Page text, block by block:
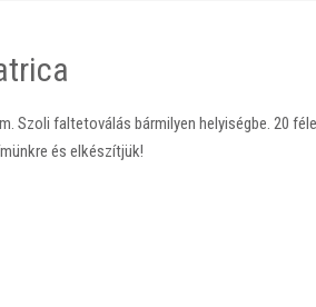
Szoli faltetoválás bármilyen helyiségbe. 20
és elkészítjük!